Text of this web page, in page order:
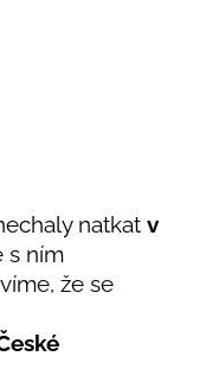
natkat v
s ním
že se